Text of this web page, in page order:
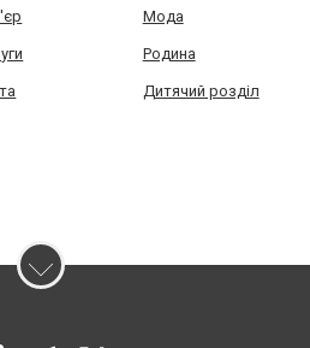
Мода
Родина
Дитячий розділ